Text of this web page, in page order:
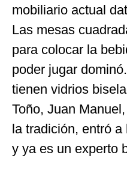
mobiliario actual
Las mesas
para colocar la
poder jugar
tienen vidrios
Toño, Juan
la tradición, entró
y ya es un experto